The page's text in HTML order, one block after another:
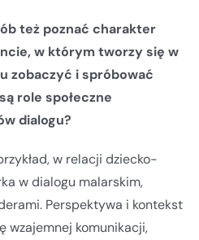
też poznać charakter
w którym tworzy się w
zobaczyć i spróbować
role społeczne
dialogu?
w relacji dziecko-
w dialogu malarskim,
Perspektywa i kontekst
wzajemnej komunikacji,